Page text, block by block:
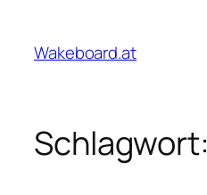
springen
Wakeboard.at
Schlagwort: